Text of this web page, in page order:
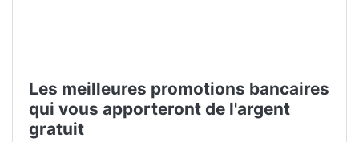
Les meilleures promotions bancaires
qui vous apporteront de l'argent
gratuit